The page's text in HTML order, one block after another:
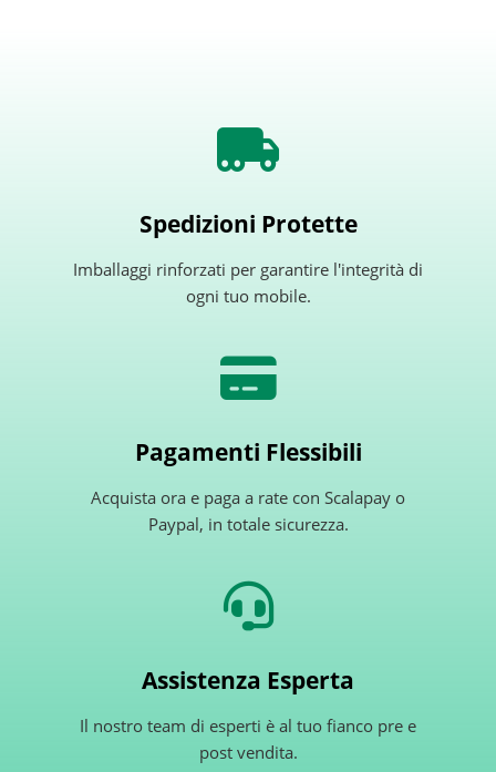
Spedizioni Protette
Imballaggi rinforzati per garantire l'integrità di
ogni tuo mobile.
Pagamenti Flessibili
Acquista ora e paga a rate con Scalapay o
Paypal, in totale sicurezza.
Assistenza Esperta
Il nostro team di esperti è al tuo fianco pre e
post vendita.